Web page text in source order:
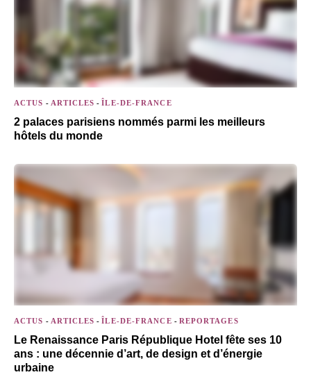
ACTUS - ARTICLES -ÎLE-DE-FRANCE
2 palaces parisiens nommés parmi les meilleurs
hôtels du monde
ACTUS - ARTICLES -ÎLE-DE-FRANCE - REPORTAGES
Le Renaissance Paris République Hotel fête ses 10
ans : une décennie d’art, de design et d’énergie
urbaine